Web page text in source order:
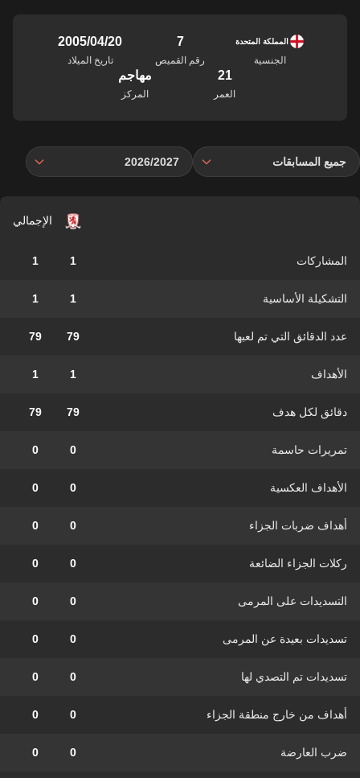
المملكة المتحدة
الجنسية
7
رقم القميص
20‏/04‏/2005
تاريخ الميلاد
21
العمر
مهاجم
المركز
جميع المسابقات 2026/2027
الإجمالي
المشاركات 1
1
التشكيلة الأساسية 1
1
عدد الدقائق التي تم لعبها 79
79
الأهداف 1
1
دقائق لكل هدف 79
79
تمريرات حاسمة 0
0
الأهداف العكسية 0
0
أهداف ضربات الجزاء 0
0
ركلات الجزاء الضائعة 0
0
التسديدات على المرمى 0
0
تسديدات بعيدة عن المرمى 0
0
تسديدات تم التصدي لها 0
0
أهداف من خارج منطقة الجزاء 0
0
ضرب العارضة 0
0